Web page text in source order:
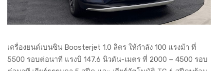
เครื่องยนต์เบนซิน Boosterjet 1.0 ลิตร ให้กำลัง 100 แรงม้า ที่
5500 รอบต่อนาที แรงบิ 147.6 นิวตัน-เมตร ที่ 2000 – 4500 รอบ